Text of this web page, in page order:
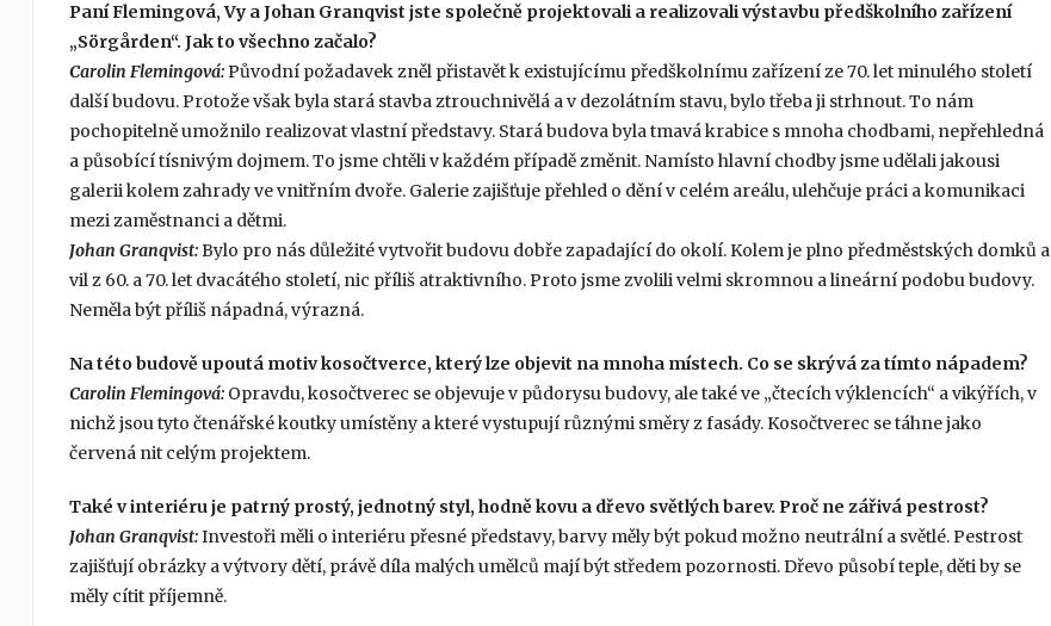
Paní Flemingová, Vy a Johan Granqvist jste společně projektovali a realizovali výstavbu předškolního zařízení
„Sörgården“. Jak to všechno začalo?
Carolin Flemingová:Původní požadavek zněl přistavět k existujícímu předškolnímu zařízení ze 70. let minulého století
další budovu. Protože však byla stará stavba ztrouchnivělá a v dezolátním stavu, bylo třeba ji strhnout. To nám
pochopitelně umožnilo realizovat vlastní představy. Stará budova byla tmavá krabice s mnoha chodbami, nepřehledná
a působící tísnivým dojmem. To jsme chtěli v každém případě změnit. Namísto hlavní chodby jsme udělali jakousi
galerii kolem zahrady ve vnitřním dvoře. Galerie zajišťuje přehled o dění v celém areálu, ulehčuje práci a komunikaci
mezi zaměstnanci a dětmi.
Johan Granqvist:Bylo pro nás důležité vytvořit budovu dobře zapadající do okolí. Kolem je plno předměstských domků a
vil z 60. a 70. let dvacátého století, nic příliš atraktivního. Proto jsme zvolili velmi skromnou a lineární podobu budovy.
Neměla být příliš nápadná, výrazná.
Na této budově upoutá motiv kosočtverce, který lze objevit na mnoha místech. Co se skrývá za tímto nápadem?
Carolin Flemingová:Opravdu, kosočtverec se objevuje v půdorysu budovy, ale také ve „čtecích výklencích“ a vikýřích, v
nichž jsou tyto čtenářské koutky umístěny a které vystupují různými směry z fasády. Kosočtverec se táhne jako
červená nit celým projektem.
Také v interiéru je patrný prostý, jednotný styl, hodně kovu a dřevo světlých barev. Proč ne zářivá pestrost?
Johan Granqvist:Investoři měli o interiéru přesné představy, barvy měly být pokud možno neutrální a světlé. Pestrost
zajišťují obrázky a výtvory dětí, právě díla malých umělců mají být středem pozornosti. Dřevo působí teple, děti by se
měly cítit příjemně.